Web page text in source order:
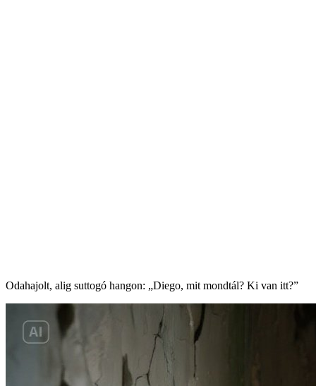
Odahajolt, alig suttogó hangon: „Diego, mit mondtál? Ki van itt?”